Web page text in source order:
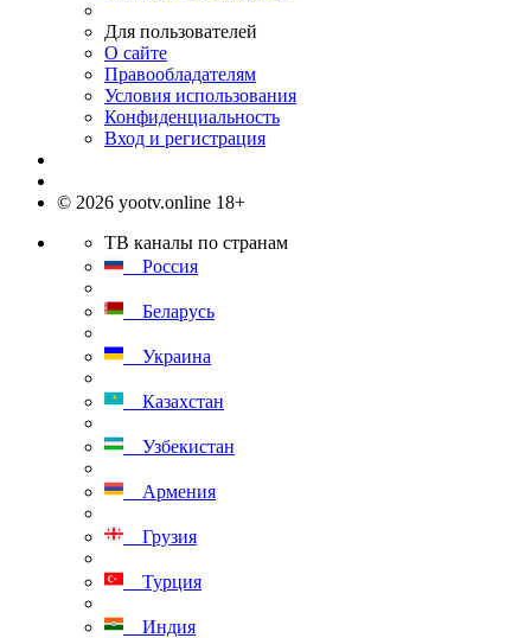
Для пользователей
О сайте
Правообладателям
Условия использования
Конфиденциальность
Вход и регистрация
© 2026 yootv.online 18+
ТВ каналы по странам
Россия
Беларусь
Украина
Казахстан
Узбекистан
Армения
Грузия
Турция
Индия